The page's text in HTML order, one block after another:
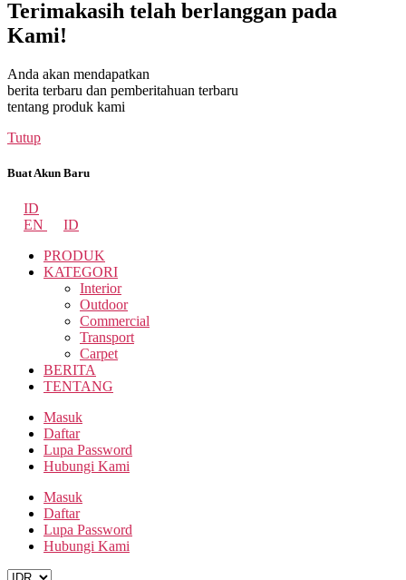
Terimakasih telah berlanggan pada
Kami!
Anda akan mendapatkan
berita terbaru dan pemberitahuan terbaru
tentang produk kami
Tutup
Buat Akun Baru
ID
EN
ID
PRODUK
KATEGORI
Interior
Outdoor
Commercial
Transport
Carpet
BERITA
TENTANG
Masuk
Daftar
Lupa Password
Hubungi Kami
Masuk
Daftar
Lupa Password
Hubungi Kami